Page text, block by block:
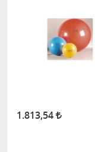
1.813,54